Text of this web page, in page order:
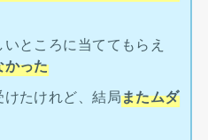
ところに当ててもらえ
かった
たけれど、結局またムダ